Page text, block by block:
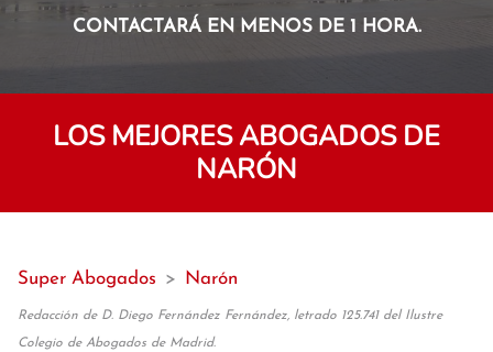
CONTACTARÁ EN MENOS DE 1 HORA.
LOS MEJORES ABOGADOS DE
NARÓN
Super Abogados > Narón
Redacción de D. Diego Fernández Fernández, letrado 125.741 del Ilustre
Colegio de Abogados de Madrid.